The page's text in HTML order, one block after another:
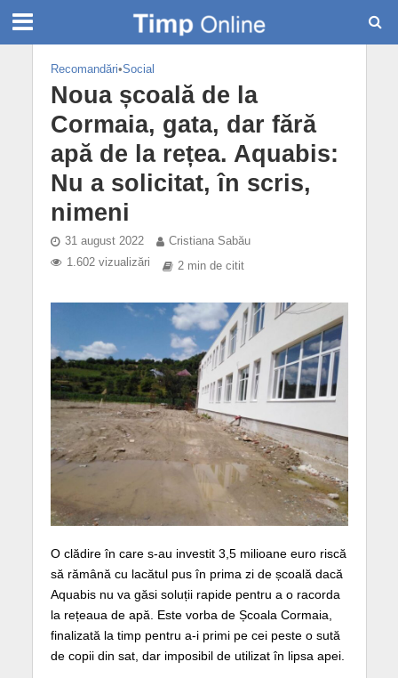
Recomandări•Social
Noua școală de la
Cormaia, gata, dar fără
apă de la rețea. Aquabis:
Nu a solicitat, în scris,
nimeni
31 august 2022
Cristiana Sabău
1.602 vizualizări
2 min de citit
O clădire în care s-au investit 3,5 milioane euro riscă
să rămână cu lacătul pus în prima zi de școală dacă
Aquabis nu va găsi soluții rapide pentru a o racorda
la rețeaua de apă. Este vorba de Școala Cormaia,
finalizată la timp pentru a-i primi pe cei peste o sută
de copii din sat, dar imposibil de utilizat în lipsa apei.